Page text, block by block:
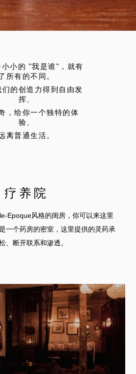
小小的 "我是谁"，就有
所有的不同。
们的创造力得到自由发
挥、
，给你一个独特的体
验、
离普通生活。
疗养院
Epoque风格的闺房，你可以来这里
一个药房的密室，这里提供的灵药承
、断开联系和渗透。